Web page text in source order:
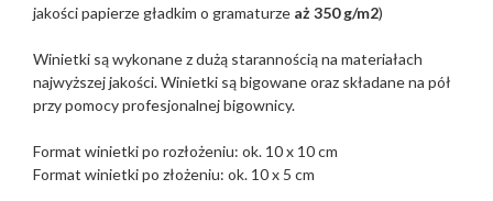
jakości papierze gładkim o gramaturze aż 350 g/m2)
Winietki są wykonane z dużą starannością na materiałach
najwyższej jakości. Winietki są bigowane oraz składane na pół
przy pomocy profesjonalnej bigownicy.
Format winietki po rozłożeniu: ok. 10 x 10 cm
Format winietki po złożeniu: ok. 10 x 5 cm